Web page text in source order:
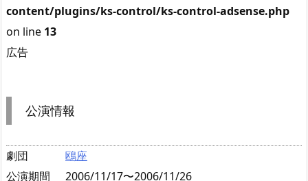
content/plugins/ks-control/ks-control-adsense.php
on line 13
広告
公演情報
劇団
鴎座
公演期間
2006/11/17〜2006/11/26